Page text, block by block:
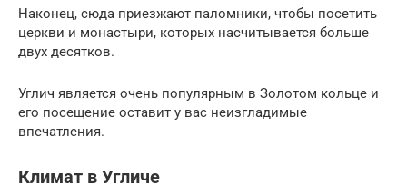
Наконец, сюда приезжают паломники, чтобы посетить
церкви и монастыри, которых насчитывается больше
двух десятков.
Углич является очень популярным в Золотом кольце и
его посещение оставит у вас неизгладимые
впечатления.
Климат в Угличе